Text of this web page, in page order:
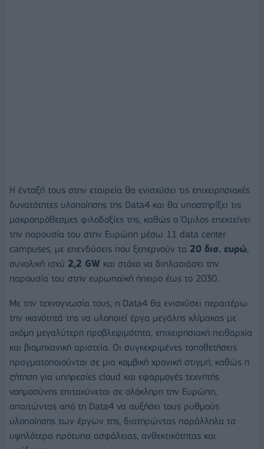
Η ένταξή τους στην εταιρεία θα ενισχύσει τις επιχειρησιακές
δυνατότητες υλοποίησης της Data4 και θα υποστηρίξει τις
μακροπρόθεσμες φιλοδοξίες της, καθώς ο Όμιλος επεκτείνει
την παρουσία του στην Ευρώπη μέσω 11 data center
campuses, με επενδύσεις που ξεπερνούν τα 20 δισ. ευρώ
συνολική ισχύ 2,2 GW και στόχο να διπλασιάσει την
παρουσία του στην ευρωπαϊκή ήπειρο έως το 2030.
Με την τεχνογνωσία τους, η Data4 θα ενισχύσει περαιτέρω
την ικανότητά της να υλοποιεί έργα μεγάλης κλίμακας με
ακόμη μεγαλύτερη προβλεψιμότητα, επιχειρησιακή πειθαρχία
και βιομηχανική αριστεία. Οι συγκεκριμένες τοποθετήσεις
πραγματοποιούνται σε μια κομβική χρονική στιγμή, καθώς η
ζήτηση για υπηρεσίες cloud και εφαρμογές τεχνητής
νοημοσύνης επιταχύνεται σε ολόκληρη την Ευρώπη,
απαιτώντας από τη Data4 να αυξήσει τους ρυθμούς
υλοποίησης των έργων της, διατηρώντας παράλληλα τα
υψηλότερα πρότυπα ασφάλειας, ανθεκτικότητας και